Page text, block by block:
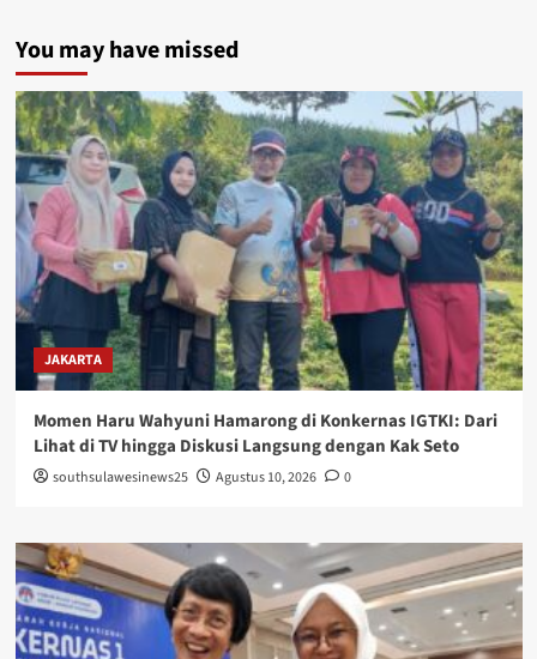
You may have missed
JAKARTA
Momen Haru Wahyuni Hamarong di Konkernas IGTKI: Dari
Lihat di TV hingga Diskusi Langsung dengan Kak Seto
southsulawesinews25 Agustus 10, 2026 0